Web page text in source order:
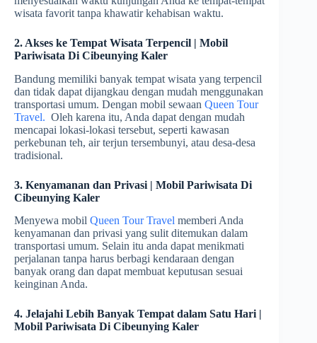
wisata favorit tanpa khawatir kehabisan waktu.
2. Akses ke Tempat Wisata Terpencil | Mobil
Pariwisata Di Cibeunying Kaler
Bandung memiliki banyak tempat wisata yang terpencil
dan tidak dapat dijangkau dengan mudah menggunakan
transportasi umum. Dengan mobil sewaan Queen Tour
Travel. Oleh karena itu, Anda dapat dengan mudah
mencapai lokasi-lokasi tersebut, seperti kawasan
perkebunan teh, air terjun tersembunyi, atau desa-desa
tradisional.
3. Kenyamanan dan Privasi | Mobil Pariwisata Di
Cibeunying Kaler
Menyewa mobil Queen Tour Travel memberi Anda
kenyamanan dan privasi yang sulit ditemukan dalam
transportasi umum. Selain itu anda dapat menikmati
perjalanan tanpa harus berbagi kendaraan dengan
banyak orang dan dapat membuat keputusan sesuai
keinginan Anda.
4. Jelajahi Lebih Banyak Tempat dalam Satu Hari |
Mobil Pariwisata Di Cibeunying Kaler